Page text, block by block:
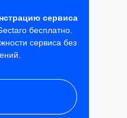
сервиса
бесплатно.
сервиса без